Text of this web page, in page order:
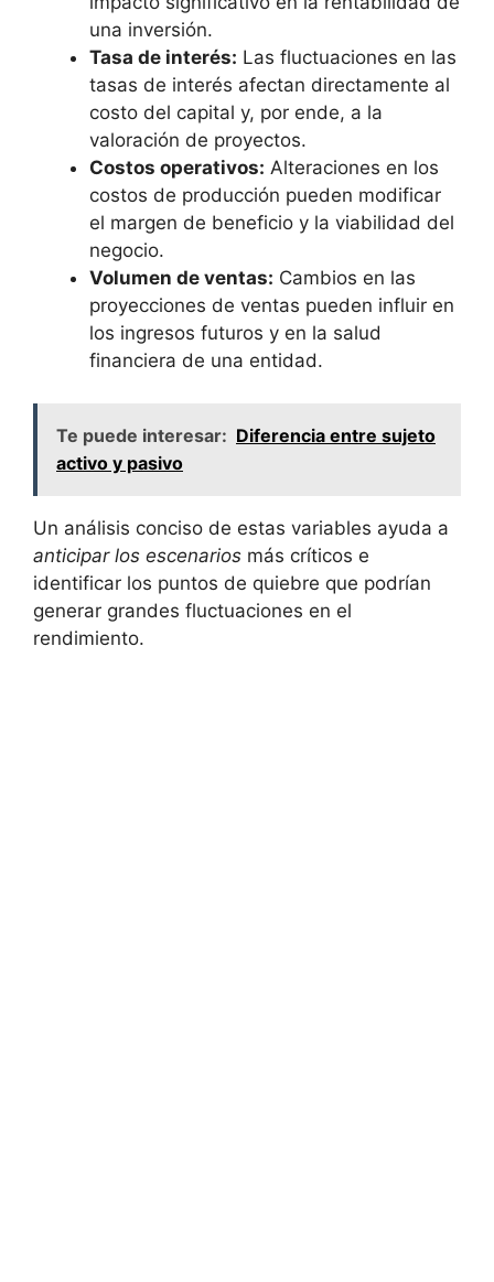
una inversión.
Tasa de‍ interés: Las fluctuaciones en las
tasas de interés ⁢afectan directamente al
costo del​ capital ‌y, por ende, a ‌la
valoración de proyectos.
Costos operativos: Alteraciones ‍en los
costos de producción pueden modificar
el margen de beneficio y la‌ viabilidad del‍
negocio.
Volumen de ventas: Cambios en⁣ las
proyecciones de ventas pueden influir en
los ingresos futuros y ‌en la⁣ salud
financiera de una‍ entidad.
Te puede interesar: Diferencia entre sujeto
activo y pasivo
Un‍ análisis conciso de⁤ estas variables ayuda a ‍
anticipar los escenarios más ‌críticos e
identificar los puntos de ‍quiebre que podrían
generar grandes fluctuaciones en‍ el
rendimiento.